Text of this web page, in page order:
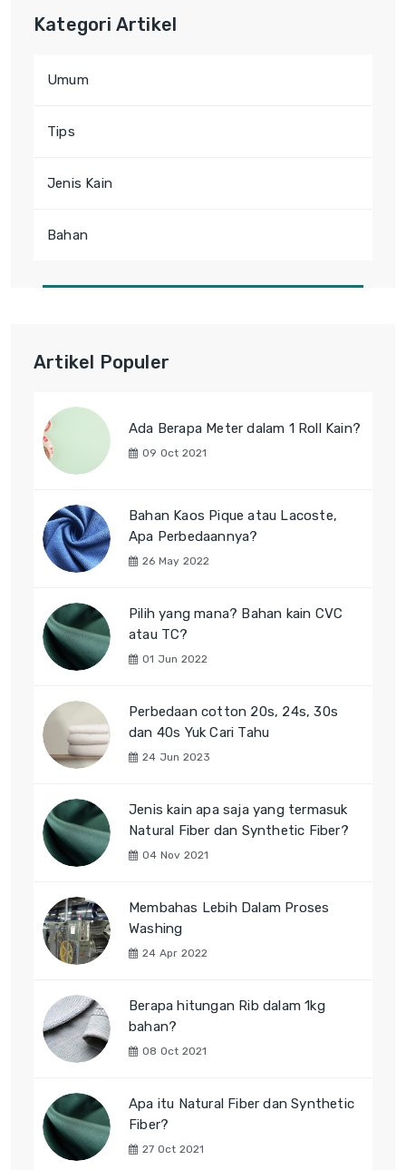
Kategori Artikel
Umum
Tips
Jenis Kain
Bahan
Artikel Populer
Ada Berapa Meter dalam 1 Roll Kain?
09 Oct 2021
Bahan Kaos Pique atau Lacoste,
Apa Perbedaannya?
26 May 2022
Pilih yang mana? Bahan kain CVC
atau TC?
01 Jun 2022
Perbedaan cotton 20s, 24s, 30s
dan 40s Yuk Cari Tahu
24 Jun 2023
Jenis kain apa saja yang termasuk
Natural Fiber dan Synthetic Fiber?
04 Nov 2021
Membahas Lebih Dalam Proses
Washing
24 Apr 2022
Berapa hitungan Rib dalam 1kg
bahan?
08 Oct 2021
Apa itu Natural Fiber dan Synthetic
Fiber?
27 Oct 2021